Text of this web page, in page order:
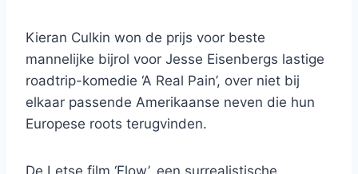
Kieran Culkin won de prijs voor beste
mannelijke bijrol voor Jesse Eisenbergs lastige
roadtrip-komedie ‘A Real Pain’, over niet bij
elkaar passende Amerikaanse neven die hun
Europese roots terugvinden.